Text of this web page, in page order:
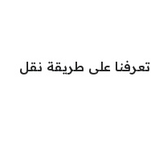
على طريقة نقل